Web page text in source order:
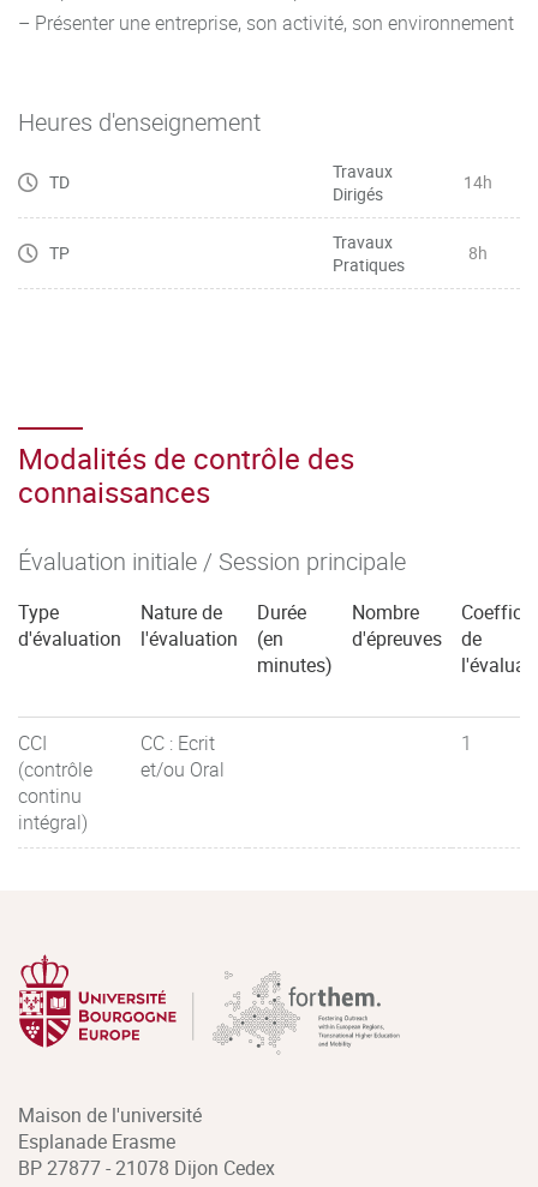
alphabet, vocabulaire
adapté en contexte, forme interrogative, formules de
– Veiller à la qualité phonétique et idiomatique de
l’expression
– Manier toutes sortes de chiffres (dates, horaires, prix,
etc.), lire des graphiques et décrire des tendances
– Maîtriser le vocabulaire basique général de l’entreprise,
de la communication commerciale et marketing, et le
– Présenter une entreprise, son activité, son environnement
Heures d'enseignement
TD
Travaux
Dirigés
14h
TP
Travaux
Pratiques
8h
Modalités de contrôle des
connaissances
Évaluation initiale / Session principale
Type
d'évaluation
Nature de
l'évaluation
Durée
(en
minutes)
Nombre
d'épreuves
de
CCI
(contrôle
continu
intégral)
CC : Ecrit
et/ou Oral
1
Maison de l'université
Esplanade Erasme
BP 27877 - 21078 Dijon Cedex